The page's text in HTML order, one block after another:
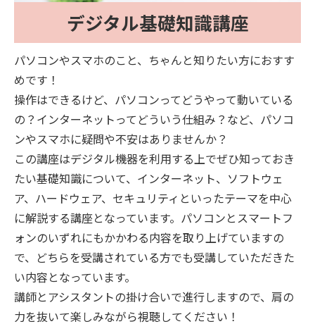
デジタル基礎知識講座
パソコンやスマホのこと、ちゃんと知りたい方におすす
めです！
操作はできるけど、パソコンってどうやって動いている
の？インターネットってどういう仕組み？など、パソコ
ンやスマホに疑問や不安はありませんか？
この講座はデジタル機器を利用する上でぜひ知っておき
たい基礎知識について、インターネット、ソフトウェ
ア、ハードウェア、セキュリティといったテーマを中心
に解説する講座となっています。パソコンとスマートフ
ォンのいずれにもかかわる内容を取り上げていますの
で、どちらを受講されている方でも受講していただきた
い内容となっています。
講師とアシスタントの掛け合いで進行しますので、肩の
力を抜いて楽しみながら視聴してください！